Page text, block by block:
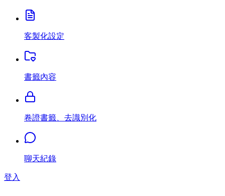
客製化設定
書籤內容
卷證書籤、去識別化
聊天紀錄
登入